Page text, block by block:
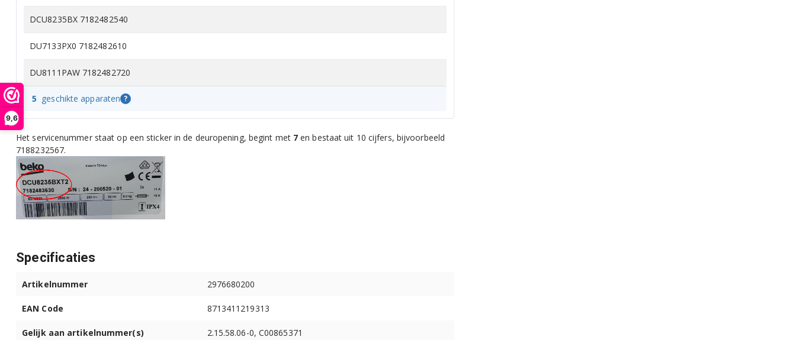
9,6
DCU8235BX 7182482540
DU7133PX0 7182482610
DU8111PAW 7182482720
5 geschikte apparaten ?
Het servicenummer staat op een sticker in de deuropening, begint met 7 en bestaat uit 10 cijfers, bijvoorbeeld
7188232567.
Specificaties
Artikelnummer 2976680200
EAN Code 8713411219313
Gelijk aan artikelnummer(s) 2.15.58.06-0, C00865371